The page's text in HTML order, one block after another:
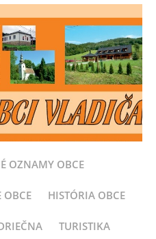
OZNAMY OBCE
HISTÓRIA OBCE
TURISTIKA